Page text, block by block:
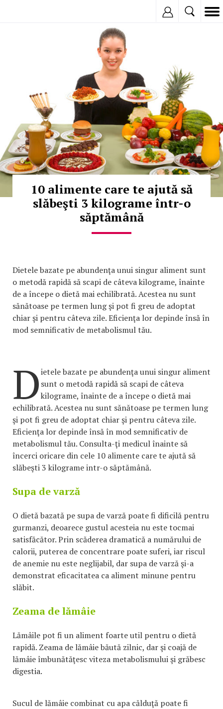
10 alimente care te ajută să
slăbeşti 3 kilograme într-o
săptămână
Dietele bazate pe abundenţa unui singur aliment sunt
o metodă rapidă să scapi de câteva kilograme, înainte
de a începe o dietă mai echilibrată. Acestea nu sunt
sănătoase pe termen lung şi pot fi greu de adoptat
chiar şi pentru câteva zile. Eficienţa lor depinde însă în
mod semnificativ de metabolismul tău.
Dietele bazate pe abundenţa unui singur aliment
sunt o metodă rapidă să scapi de câteva
kilograme, înainte de a începe o dietă mai
echilibrată. Acestea nu sunt sănătoase pe termen lung
şi pot fi greu de adoptat chiar şi pentru câteva zile.
Eficienţa lor depinde însă în mod semnificativ de
metabolismul tău. Consulta-ţi medicul înainte să
încerci oricare din cele 10 alimente care te ajută să
slăbeşti 3 kilograme intr-o săptămână.
Supa de varză
O dietă bazată pe supa de varză poate fi dificilă pentru
gurmanzi, deoarece gustul acesteia nu este tocmai
satisfăcător. Prin scăderea dramatică a numărului de
calorii, puterea de concentrare poate suferi, iar riscul
de anemie nu este neglijabil, dar supa de varză şi-a
demonstrat eficacitatea ca aliment minune pentru
slăbit.
Zeama de lămâie
Lămâile pot fi un aliment foarte util pentru o dietă
rapidă. Zeama de lămâie băută zilnic, dar şi coajă de
lămâie îmbunătăţesc viteza metabolismului şi grăbesc
digestia.
Sucul de lămâie combinat cu apa călduţă poate fi